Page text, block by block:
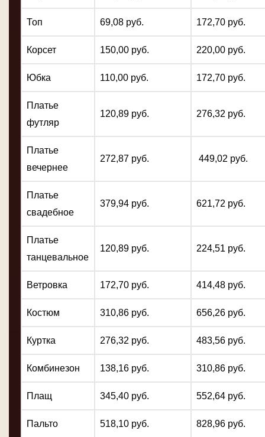
Топ 69,08 руб. 172,70 руб.
Корсет 150,00 руб. 220,00 руб.
Юбка 110,00 руб. 172,70 руб.
Платье
футляр
120,89 руб. 276,32 руб.
Платье
вечернее
272,87 руб. 449,02 руб.
Платье
свадебное
379,94 руб. 621,72 руб.
Платье
танцевальное
120,89 руб. 224,51 руб.
Ветровка 172,70 руб. 414,48 руб.
Костюм 310,86 руб. 656,26 руб.
Куртка 276,32 руб. 483,56 руб.
Комбинезон 138,16 руб. 310,86 руб.
Плащ 345,40 руб. 552,64 руб.
Пальто 518,10 руб. 828,96 руб.